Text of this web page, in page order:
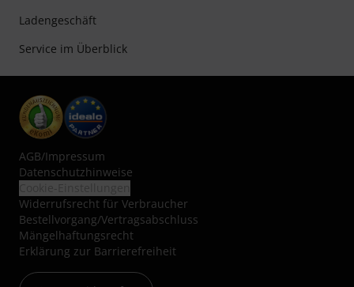
Ladengeschäft
Service im Überblick
AGB/Impressum
Datenschutzhinweise
Widerrufsrecht für Verbraucher
Bestellvorgang/Vertragsabschluss
Mängelhaftungsrecht
Erklärung zur Barrierefreiheit